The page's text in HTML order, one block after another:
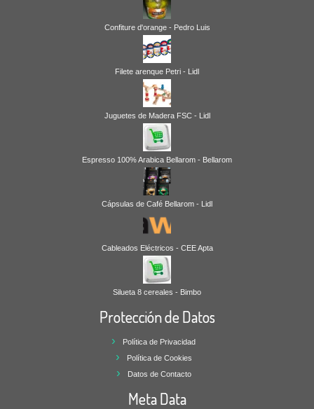
Confiture d'orange - Pedro Luis
Filete arenque Petri - Lidl
Juguetes de Madera FSC - Lidl
Espresso 100% Arabica Bellarom - Bellarom
Cápsulas de Café Bellarom - Lidl
Cableados Eléctricos - CEE Apta
Silueta 8 cereales - Bimbo
Protección de Datos
Política de Privacidad
Política de Cookies
Datos de Contacto
Meta Data